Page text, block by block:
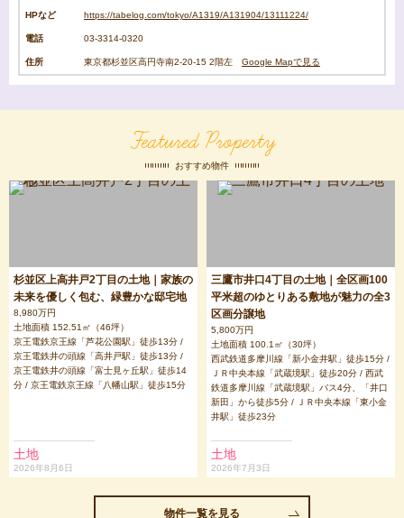
HPなど https://tabelog.com/tokyo/A1319/A131904/13111224/
電話 03-3314-0320
住所 東京都杉並区高円寺南2-20-15 2階左 Google Mapで見る
Featured Property
おすすめ物件
杉並区上高井戸2丁目の土地｜家族の
未来を優しく包む、緑豊かな邸宅地
8,980万円
土地面積 152.51㎡（46坪）
京王電鉄京王線「芦花公園駅」徒歩13分 /
京王電鉄井の頭線「高井戸駅」徒歩13分 /
京王電鉄井の頭線「富士見ヶ丘駅」徒歩14
分 / 京王電鉄京王線「八幡山駅」徒歩15分
土地
2026年8月6日
三鷹市井口4丁目の土地｜全区画100
平米超のゆとりある敷地が魅力の全3
区画分譲地
5,800万円
土地面積 100.1㎡（30坪）
西武鉄道多摩川線「新小金井駅」徒歩15分 /
ＪＲ中央本線「武蔵境駅」徒歩20分 / 西武
鉄道多摩川線「武蔵境駅」バス4分、「井口
新田」から徒歩5分 / ＪＲ中央本線「東小金
井駅」徒歩23分
土地
2026年7月3日
物件一覧を見る